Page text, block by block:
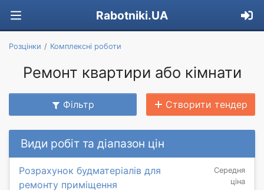
Rabotniki.UA
Розцінки Комплексні роботи
Ремонт квартири або кімнати
Фільтр Створити тендер
Види робіт та діапазон цін
Розрахунок будматеріалів для
ремонту приміщення
Середня
ціна